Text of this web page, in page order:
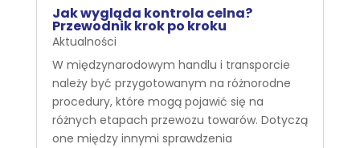
Jak wygląda kontrola celna?
Przewodnik krok po kroku
Aktualności
W międzynarodowym handlu i transporcie
należy być przygotowanym na różnorodne
procedury, które mogą pojawić się na
różnych etapach przewozu towarów. Dotyczą
one między innymi sprawdzenia